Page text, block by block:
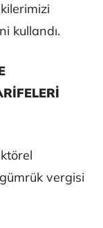
kullandı.
vergisi